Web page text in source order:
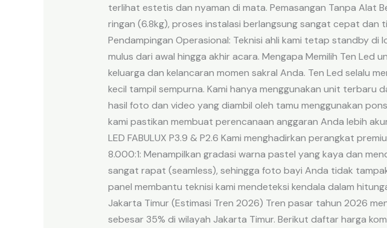
terlihat estetis dan nyaman di mata. Pemasangan Tanpa Alat
ringan (6.8kg), proses instalasi berlangsung sangat cepat dan
Pendampingan Operasional: Teknisi ahli kami tetap standby
mulus dari awal hingga akhir acara. Mengapa Memilih Ten Led
keluarga dan kelancaran momen sakral Anda. Ten Led selalu
kecil tampil sempurna. Kami hanya menggunakan unit terbaru
hasil foto dan video yang diambil oleh tamu menggunakan
kami pastikan membuat perencanaan anggaran Anda lebih
LED FABULUX P3.9 & P2.6 Kami menghadirkan perangkat
8.000:1: Menampilkan gradasi warna pastel yang kaya dan
sangat rapat (seamless), sehingga foto bayi Anda tidak
panel membantu teknisi kami mendeteksi kendala dalam
Jakarta Timur (Estimasi Tren 2026) Tren pasar tahun 2026
sebesar 35% di wilayah Jakarta Timur. Berikut daftar harga